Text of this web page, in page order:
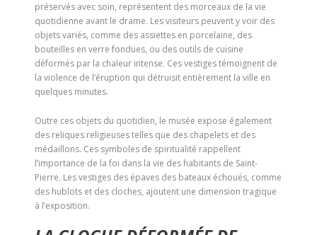
préservés avec soin, représentent des morceaux de la vie
quotidienne avant le drame. Les visiteurs peuvent y voir des
objets variés, comme des assiettes en porcelaine, des
bouteilles en verre fondues, ou des outils de cuisine
déformés par la chaleur intense. Ces vestiges témoignent de
la violence de l’éruption qui détruisit entièrement la ville en
quelques minutes.
Outre ces objets du quotidien, le musée expose également
des reliques religieuses telles que des chapelets et des
médaillons. Ces symboles de spiritualité rappellent
l’importance de la foi dans la vie des habitants de Saint-
Pierre. Les vestiges des épaves des bateaux échoués, comme
des hublots et des cloches, ajoutent une dimension tragique
à l’exposition.